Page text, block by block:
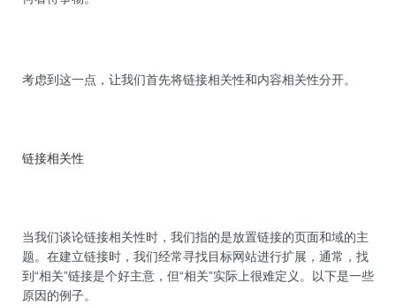
考虑到这一点，让我们首先将链接相关性和内容相关性分开。
链接相关性
当我们谈论链接相关性时，我们指的是放置链接的页面和域的主
题。在建立链接时，我们经常寻找目标网站进行扩展，通常，找
到“相关”链接是个好主意，但“相关”实际上很难定义。以下是一些
原因的例子。